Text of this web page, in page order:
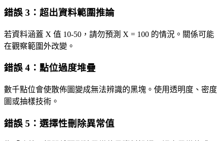
錯誤 3：超出資料範圍推論
若資料涵蓋 X 值 10-50，請勿預測 X = 100 的情況。關係可能
在觀察範圍外改變。
錯誤 4：點位過度堆疊
數千點位會使散佈圖變成無法辨識的黑塊。使用透明度、密度
圖或抽樣技術。
錯誤 5：選擇性刪除異常值